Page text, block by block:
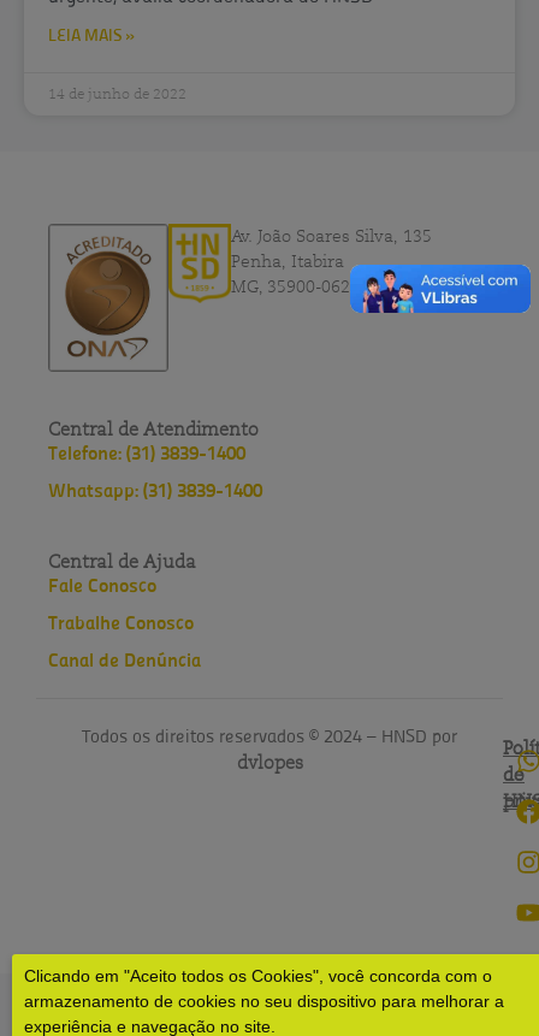
Clicando em "Aceito todos os Cookies", você concorda com o
armazenamento de cookies no seu dispositivo para melhorar a
experiência e navegação no site.
LEIA MAIS »
14 de junho de 2022
Av. João Soares Silva, 135
Penha, Itabira
MG, 35900-062
Central de Atendimento
Telefone: (31) 3839-1400
Whatsapp: (31) 3839-1400
Central de Ajuda
Fale Conosco
Trabalhe Conosco
Canal de Denúncia
Todos os direitos reservados © 2024 – HNSD por
dvlopes
de
do